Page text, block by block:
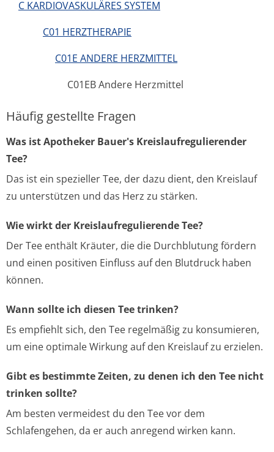
C KARDIOVASKULÄRES SYSTEM
C01 HERZTHERAPIE
C01E ANDERE HERZMITTEL
C01EB Andere Herzmittel
Häufig gestellte Fragen
Was ist Apotheker Bauer's Kreislaufregulierender
Tee?
Das ist ein spezieller Tee, der dazu dient, den Kreislauf
zu unterstützen und das Herz zu stärken.
Wie wirkt der Kreislaufregulierende Tee?
Der Tee enthält Kräuter, die die Durchblutung fördern
und einen positiven Einfluss auf den Blutdruck haben
können.
Wann sollte ich diesen Tee trinken?
Es empfiehlt sich, den Tee regelmäßig zu konsumieren,
um eine optimale Wirkung auf den Kreislauf zu erzielen.
Gibt es bestimmte Zeiten, zu denen ich den Tee nicht
trinken sollte?
Am besten vermeidest du den Tee vor dem
Schlafengehen, da er auch anregend wirken kann.